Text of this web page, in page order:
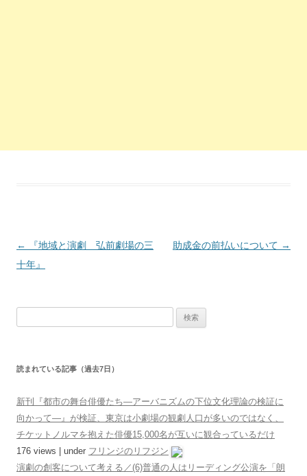
投稿ナビゲーション
←
『地域と演劇 弘前劇場の三
十年』
助成金の前払いについて →
読まれている記事（過去7日）
新刊『都市の舞台俳優たち―アーバニズムの下位文化理論の検証に
向かって―』が検証、東京は小劇場の観劇人口が多いのではなく、
チケットノルマを抱えた俳優15,000名が互いに観合っているだけ
176 views
under フリンジのリフジン
演劇の創客について考える／(6)普通の人はリーディング公演を「朗